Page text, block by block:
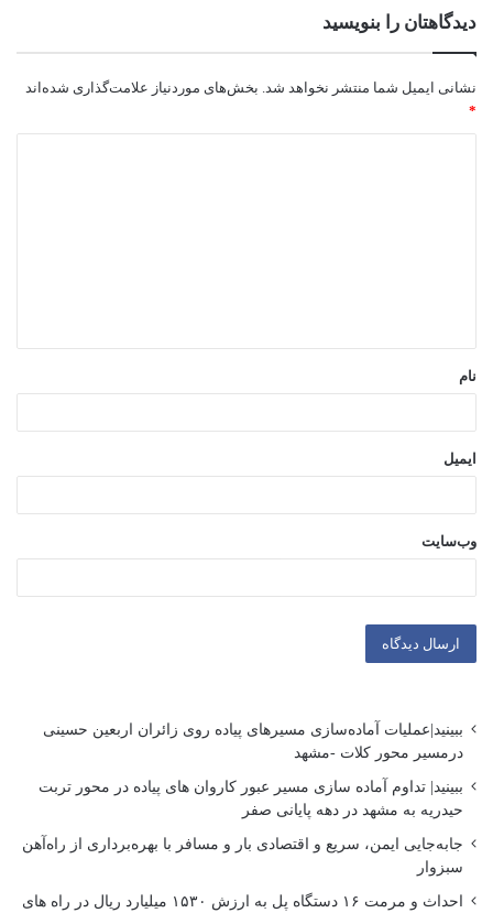
دیدگاهتان را بنویسید
نشانی ایمیل شما منتشر نخواهد شد. بخش‌های موردنیاز علامت‌گذاری شده‌اند
*
*
نام
ایمیل
وب‌سایت
ببینید|عملیات آماده‌سازی مسیرهای پیاده روی زائران اربعین حسینی
درمسیر محور کلات -مشهد
ببینید| تداوم آماده سازی مسیر عبور کاروان های پیاده در محور تربت
حیدریه به مشهد در دهه پایانی صفر
جابه‌جایی ایمن، سریع و اقتصادی بار و مسافر با بهره‌برداری از راه‌آهن
سبزوار
احداث و مرمت ۱۶ دستگاه پل به ارزش ۱۵۳۰ میلیارد ریال در راه های